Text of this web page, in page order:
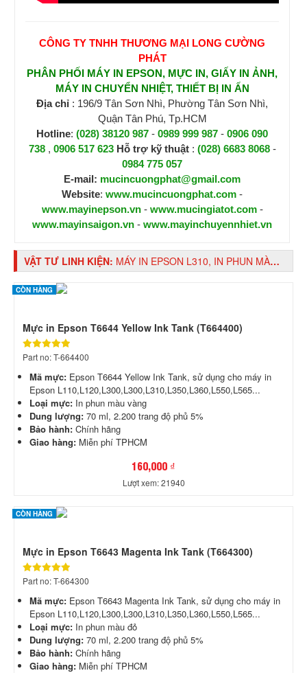
CÔNG TY TNHH THƯƠNG MẠI LONG CƯỜNG
PHÁT
PHÂN PHỐI MÁY IN EPSON, MỰC IN, GIẤY IN ẢNH,
MÁY IN CHUYỂN NHIỆT, THIẾT BỊ IN ẤN
Địa chỉ : 196/9 Tân Sơn Nhì, Phường Tân Sơn Nhì,
Quận Tân Phú, Tp.HCM
Hotline: (028) 38120 987 - 0989 999 987 - 0906 090
738, 0906 517 623 Hỗ trợ kỹ thuật : (028) 6683 8068-
0984 775 057
E-mail: mucincuongphat@gmail.com
Website: www.mucincuongphat.com -
www.mayinepson.vn- www.mucingiatot.com-
www.mayinsaigon.vn - www.mayinchuyennhiet.vn
VẬT TƯ LINH KIỆN: MÁY IN EPSON L310, IN PHUN MÀU TIẾP MỰC NGOÀI CHÍNH HÃNG
CÒN HÀNG
Mực in Epson T6644 Yellow Ink Tank (T664400)
Part no: T-664400
Mã mực: Epson T6644 Yellow Ink Tank, sử dụng cho máy in
Epson L110,L120,L300,L300,L310,L350,L360,L550,L565...
Loại mực: In phun màu vàng
Dung lượng: 70 ml, 2.200 trang độ phủ 5%
Bảo hành: Chính hãng
Giao hàng: Miễn phí TPHCM
160,000 ₫
Lượt xem: 21940
CÒN HÀNG
Mực in Epson T6643 Magenta Ink Tank (T664300)
Part no: T-664300
Mã mực: Epson T6643 Magenta Ink Tank, sử dụng cho máy in
Epson L110,L120,L300,L300,L310,L350,L360,L550,L565...
Loại mực: In phun màu đỏ
Dung lượng: 70 ml, 2.200 trang độ phủ 5%
Bảo hành: Chính hãng
Giao hàng: Miễn phí TPHCM